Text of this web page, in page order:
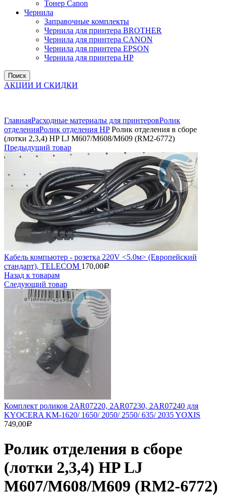
Тонер Саnon
Чернила
Заправочные комплекты
Чернила для принтера BROTHER
Чернила для принтера CANON
Чернила для принтера EPSON
Чернила для принтера HP
Поиск
АКЦИИ И СКИДКИ
ГлавнаяРасходные материалы для принтеровРолик
отделенияРолик отделения HPРолик отделения в сборе
(лотки 2,3,4) HP LJ M607/M608/M609 (RM2-6772)
Предыдущий товар
Кабель компьютер - розетка 220V <5.0м> (Европейский
стандарт), TELECOM 170,00Р
Назад к товарам
Следующий товар
Комплект роликов 2AR07220, 2AR07230, 2AR07240 для
KYOCERA KM-1620/ 1650/ 2050/ 2550/ 635/ 2035 YOXIS
749,00Р
Ролик отделения в сборе
(лотки 2,3,4) HP LJ
M607/M608/M609 (RM2-6772)